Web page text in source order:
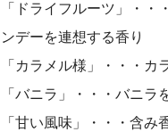
「ドライフルーツ」・
ンデーを連想する香り
「カラメル様」・・・カ
「バニラ」・・・バニラ
「甘い風味」・・・含